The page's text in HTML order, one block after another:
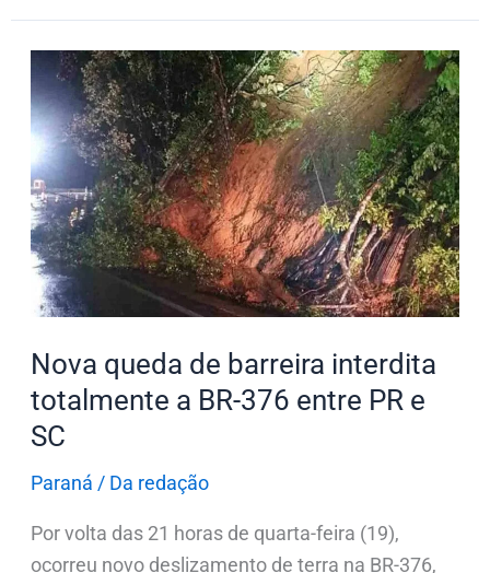
Nova queda de barreira interdita
totalmente a BR-376 entre PR e
SC
Paraná / Da redação
Por volta das 21 horas de quarta-feira (19),
ocorreu novo deslizamento de terra na BR-376,
Nova
queda
de
barreira
interdita
totalmente
a
BR-
376
entre
PR
e
SC